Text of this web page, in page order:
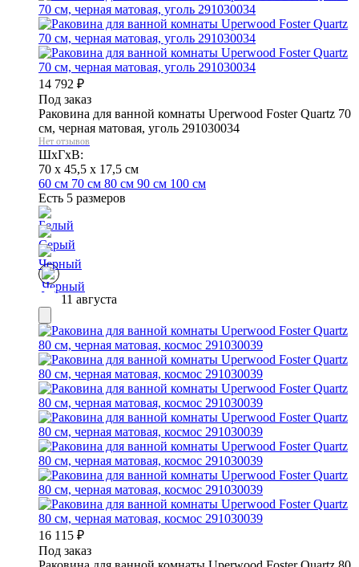
14 792 ₽
Под заказ
Раковина для ванной комнаты Uperwood Foster Quartz 70
см, черная матовая, уголь 291030034
Нет отзывов
ШхГхВ:
70 x 45,5 x 17,5 см
60 см 70 см 80 см 90 см 100 см
Есть 5 размеров
11 августа
16 115 ₽
Под заказ